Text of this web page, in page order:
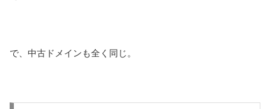
で、中古ドメインも全く同じ。